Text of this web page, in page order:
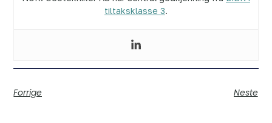
tiltaksklasse 3.
Forrige Neste